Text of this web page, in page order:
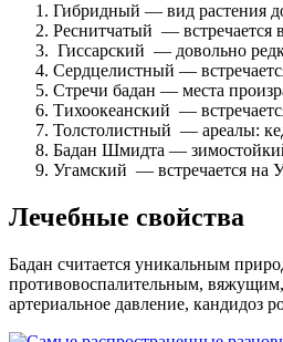
Гибридный — вид растения
Реснитчатый — встречается
Гиссарский — довольно
Сердцелистный —
Стречи бадан — места
Тихоокеанский —
Толстолистный — ареалы:
Бадан Шмидта —
Угамский — встречается на
Лечебные свойства
Бадан считается уникальным
противовоспалительным,
артериальное давление,